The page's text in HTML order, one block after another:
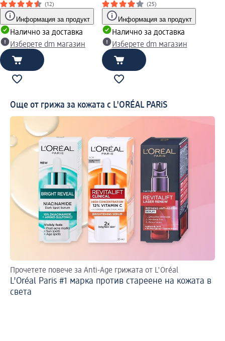
(12)
Информация за продукт
Налично за доставка
Изберете dm магазин
(25)
Информация за продукт
Налично за доставка
Изберете dm магазин
Още от грижа за кожата с L'ORÉAL PARiS
Прочетете повече за Anti-Age грижата от L'Oréal
L'Oréal Paris #1 марка против стареене на кожата в
света